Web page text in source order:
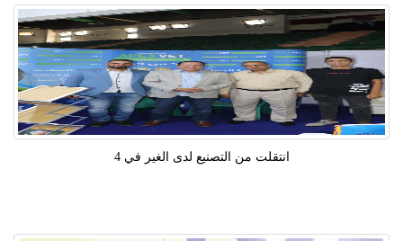
انتقلت من التصنيع لدى الغير في 4